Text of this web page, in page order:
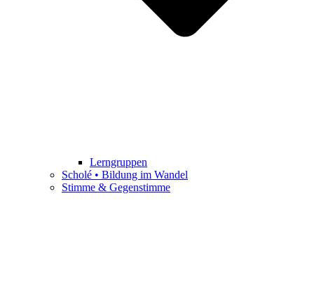
Lerngruppen
Scholé • Bildung im Wandel
Stimme & Gegenstimme